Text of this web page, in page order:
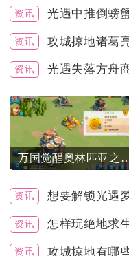
资讯 光遇中推倒螃
资讯
资讯 光遇失落方舟
万国觉醒奥林匹亚之巅
资讯 想要解锁光遇
资讯 怎样玩绝地求
资讯 攻城掠地有哪